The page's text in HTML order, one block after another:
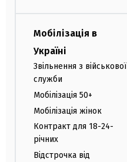
Мобілізація в
Україні
Звільнення з військової
служби
Мобілізація 50+
Мобілізація жінок
Контракт для 18-24-
річних
Відстрочка від